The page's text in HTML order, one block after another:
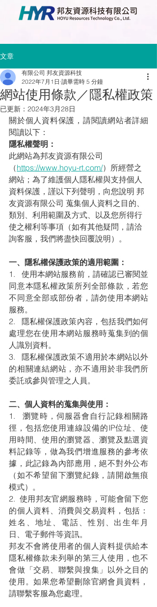
文章
網站使用條款／隱私權政策
有限公司 邦友資源科技
2022年7月1日 讀畢需時 5 分鐘
已更新： 2024年3月28日
關於個人資料保護，請閱讀網站者詳細
閱讀以下：
隱私權聲明：
此網站為邦友資源有限公司
（https://www.hoyu-rt.com/）所經營之
網站；為了維護個人隱私權與支持個人
資料保護，謹以下列聲明，向您說明 邦
友資源有限公司 蒐集個人資料之目的、
類別、利用範圍及方式、以及您所得行
使之權利等事項（如有其他疑問，請洽
詢客服，我們將盡快回覆說明）。
一、隱私權保護政策的適用範圍：
1.   使用本網站服務前，請確認已審閱並
同意本隱私權政策所列全部條款，若您
不同意全部或部份者，請勿使用本網站
服務。
2.   隱私權保護政策內容，包括我們如何
處理您在使用本網站服務時蒐集到的個
人識別資料。
3.   隱私權保護政策不適用於本網站以外
的相關連結網站，亦不適用於非我們所
委託或參與管理之人員。
二、個人資料的蒐集與使用：
1.   瀏覽時，伺服器會自行記錄相關路
徑，包括您使用連線設備的IP位址、使
用時間、使用的瀏覽器、瀏覽及點選資
料記錄等，做為我們增進服務的參考依
據，此記錄為內部應用，絕不對外公布
（如不希望留下瀏覽紀錄，請開啟無痕
模式）。
2.  使用邦友官網服務時，可能會留下您
的個人資料、消費與交易資料，包括：
姓名、地址、電話、性別、出生年月
日、電子郵件等資訊。
邦友不會將使用者的個人資料提供給本
隱私權條款未列舉的第三人使用，也不
會做「交易、聯繫與搜集」以外之目的
使用。如果您希望刪除官網會員資料，
請聯繫客服為您處理。